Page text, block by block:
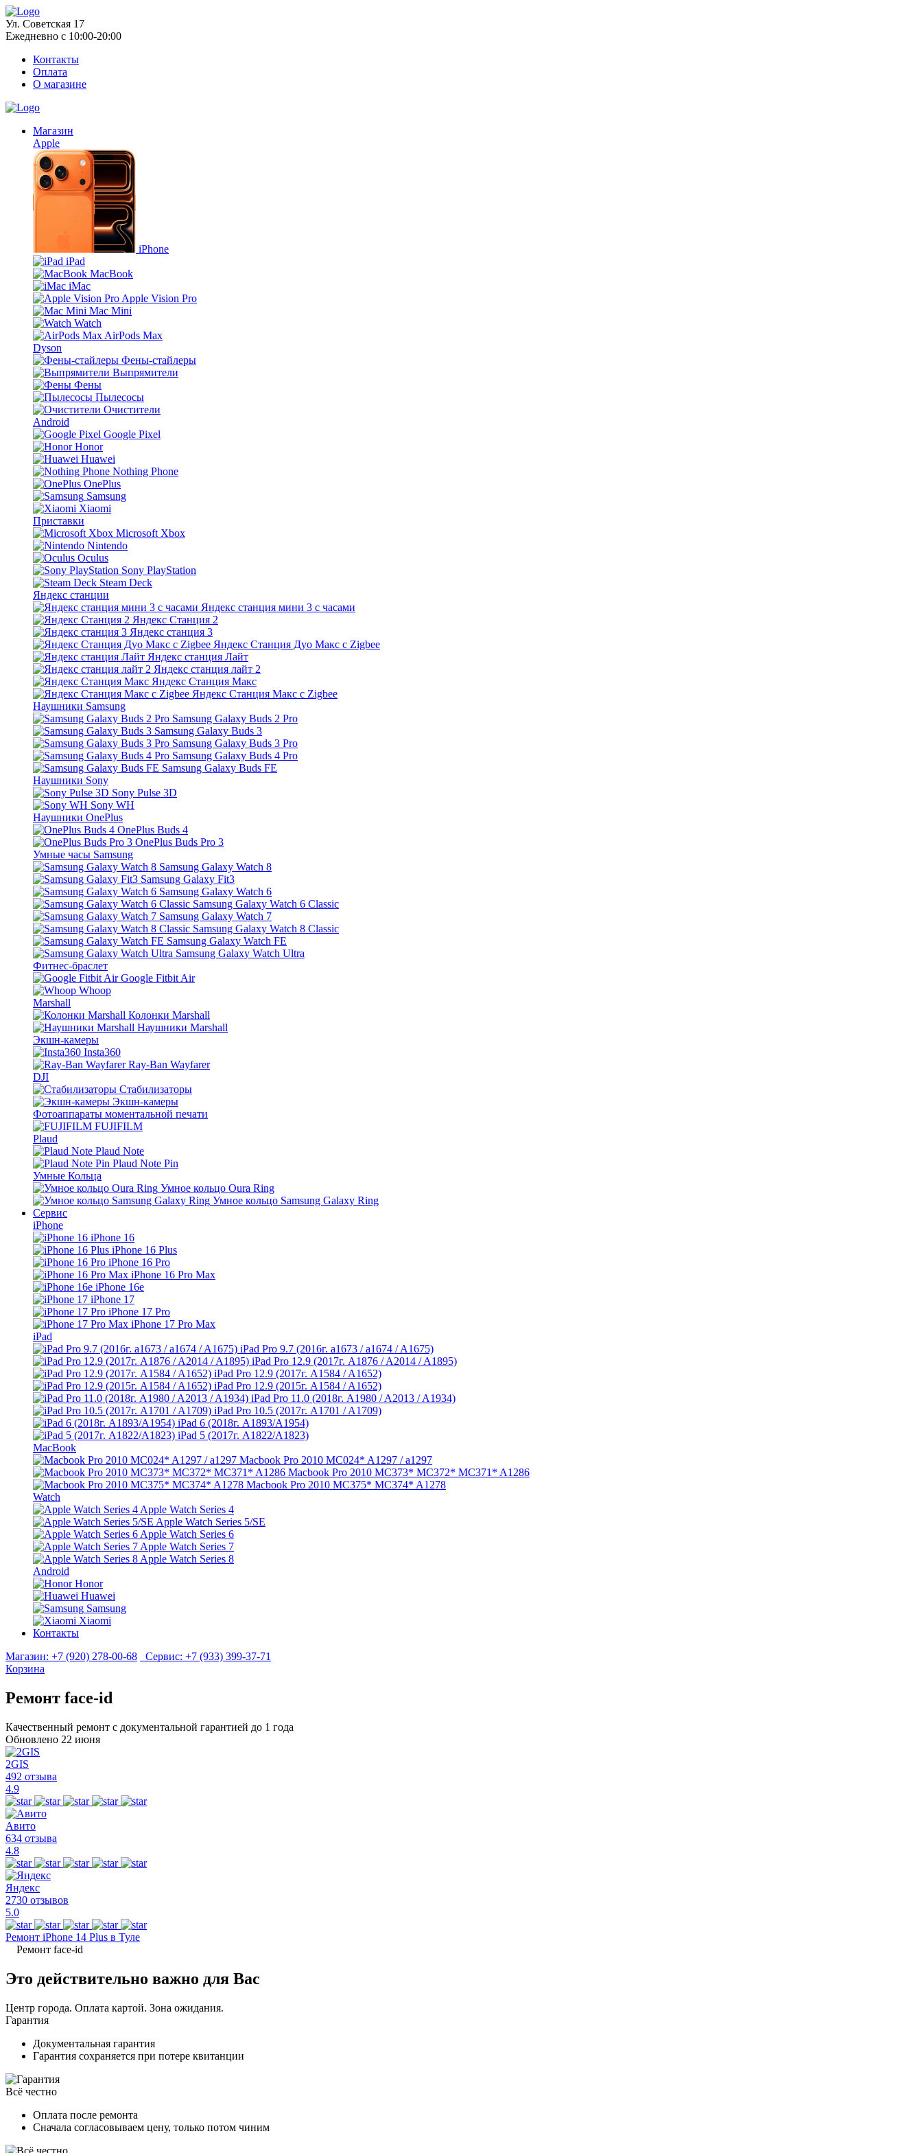
Ул. Советская 17
Ежедневно с 10:00-20:00
Контакты
Оплата
О магазине
Магазин
Apple
iPhone
iPad
MacBook
iMac
Apple Vision Pro
Mac Mini
Watch
AirPods Max
Dyson
Фены-стайлеры
Выпрямители
Фены
Пылесосы
Очистители
Android
Google Pixel
Honor
Huawei
Nothing Phone
OnePlus
Samsung
Xiaomi
Приставки
Microsoft Xbox
Nintendo
Oculus
Sony PlayStation
Steam Deck
Яндекс станции
Яндекс станция мини 3 с часами
Яндекс Станция 2
Яндекс станция 3
Яндекс Станция Дуо Макс с Zigbee
Яндекс станция Лайт
Яндекс станция лайт 2
Яндекс Станция Макс
Яндекс Станция Макс с Zigbee
Наушники Samsung
Samsung Galaxy Buds 2 Pro
Samsung Galaxy Buds 3
Samsung Galaxy Buds 3 Pro
Samsung Galaxy Buds 4 Pro
Samsung Galaxy Buds FE
Наушники Sony
Sony Pulse 3D
Sony WH
Наушники OnePlus
OnePlus Buds 4
OnePlus Buds Pro 3
Умные часы Samsung
Samsung Galaxy Watch 8
Samsung Galaxy Fit3
Samsung Galaxy Watch 6
Samsung Galaxy Watch 6 Classic
Samsung Galaxy Watch 7
Samsung Galaxy Watch 8 Classic
Samsung Galaxy Watch FE
Samsung Galaxy Watch Ultra
Фитнес-браслет
Google Fitbit Air
Whoop
Marshall
Колонки Marshall
Наушники Marshall
Экшн-камеры
Insta360
Ray-Ban Wayfarer
DJI
Стабилизаторы
Экшн-камеры
Фотоаппараты моментальной печати
FUJIFILM
Plaud
Plaud Note
Plaud Note Pin
Умные Кольца
Умное кольцо Oura Ring
Умное кольцо Samsung Galaxy Ring
Сервис
iPhone
iPhone 16
iPhone 16 Plus
iPhone 16 Pro
iPhone 16 Pro Max
iPhone 16e
iPhone 17
iPhone 17 Pro
iPhone 17 Pro Max
iPad
iPad Pro 9.7 (2016г. a1673 / a1674 / A1675)
iPad Pro 12.9 (2017г. A1876 / A2014 / A1895)
iPad Pro 12.9 (2017г. A1584 / A1652)
iPad Pro 12.9 (2015г. A1584 / A1652)
iPad Pro 11.0 (2018г. A1980 / A2013 / A1934)
iPad Pro 10.5 (2017г. A1701 / A1709)
iPad 6 (2018г. A1893/A1954)
iPad 5 (2017г. A1822/A1823)
MacBook
Macbook Pro 2010 MC024* A1297 / a1297
Macbook Pro 2010 MC373* MC372* MC371* A1286
Macbook Pro 2010 MC375* MC374* A1278
Watch
Apple Watch Series 4
Apple Watch Series 5/SE
Apple Watch Series 6
Apple Watch Series 7
Apple Watch Series 8
Android
Honor
Huawei
Samsung
Xiaomi
Контакты
Магазин: +7 (920) 278-00-68 Сервис: +7 (933) 399-37-71
Корзина
Ремонт face-id
Качественный ремонт с документальной гарантией до 1 года
Обновлено 22 июня
2GIS
492 отзыва
4.9
Авито
634 отзыва
4.8
Яндекс
2730 отзывов
5.0
Ремонт iPhone 14 Plus в Туле
Ремонт face-id
Это действительно важно для Вас
Центр города. Оплата картой. Зона ожидания.
Гарантия
Документальная гарантия
Гарантия сохраняется при потере квитанции
Всё честно
Оплата после ремонта
Сначала согласовываем цену, только потом чиним